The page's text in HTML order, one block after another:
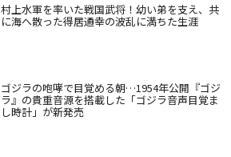
村上水軍を率いた戦国武将！幼い弟を支え、共
に海へ散った得居通幸の波乱に満ちた生涯
ゴジラの咆哮で目覚める朝…1954年公開『ゴジ
ラ』の貴重音源を搭載した「ゴジラ音声目覚ま
し時計」が新発売